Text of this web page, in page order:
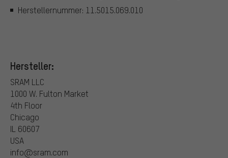
Herstellernummer: 11.5015.069.010
Hersteller:
SRAM LLC
1000 W. Fulton Market
4th Floor
Chicago
IL 60607
USA
info@sram.com